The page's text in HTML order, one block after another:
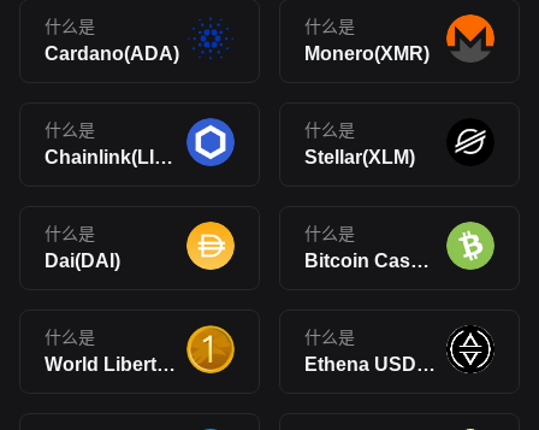
什么是
Cardano(ADA)
什么是
Monero(XMR)
什么是
Chainlink(LINK)
什么是
Stellar(XLM)
什么是
Dai(DAI)
什么是
Bitcoin Cash(BCH)
什么是
World Liberty Financial USD(USD1)
什么是
Ethena USDe(USDe)